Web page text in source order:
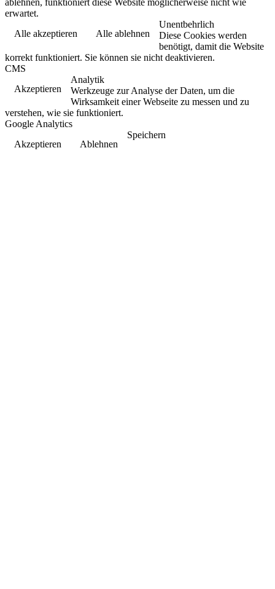
erwartet.
Alle akzeptieren
Alle ablehnen
Unentbehrlich
Diese Cookies werden
benötigt, damit die Website
korrekt funktioniert. Sie können sie nicht deaktivieren.
CMS
Akzeptieren
Analytik
Werkzeuge zur Analyse der Daten, um die
Wirksamkeit einer Webseite zu messen und zu
verstehen, wie sie funktioniert.
Google Analytics
Akzeptieren
Ablehnen
Speichern